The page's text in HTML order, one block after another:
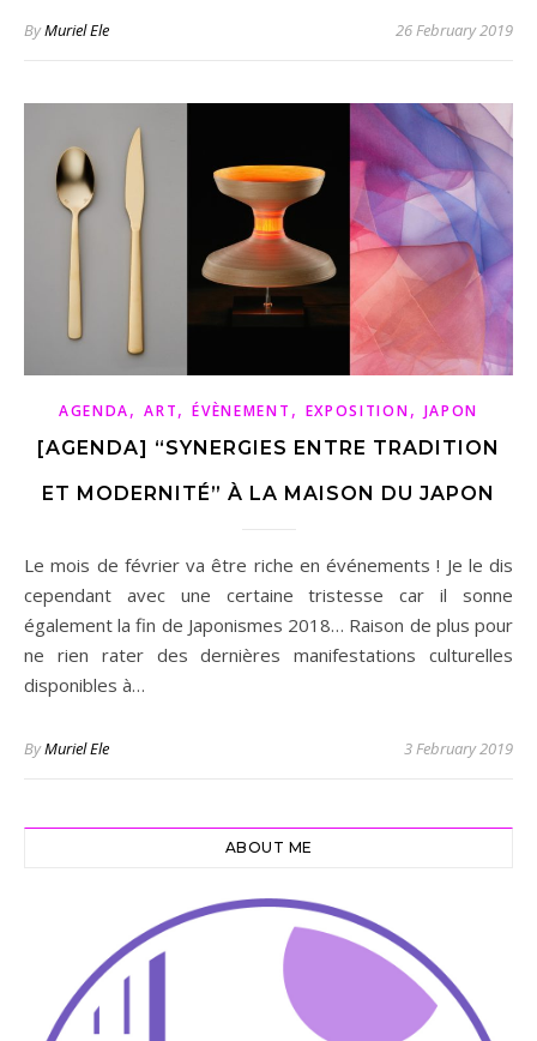
ByMuriel Ele 26 February 2019
AGENDA,ART,ÉVÈNEMENT , EXPOSITION, JAPON
[AGENDA] “SYNERGIES ENTRE TRADITION
ET MODERNITÉ” À LA MAISON DU JAPON
Le mois de février va être riche en événements ! Je le dis
cependant avec une certaine tristesse car il sonne
également la fin de Japonismes 2018… Raison de plus pour
ne rien rater des dernières manifestations culturelles
disponibles à…
ByMuriel Ele 3 February 2019
ABOUT ME